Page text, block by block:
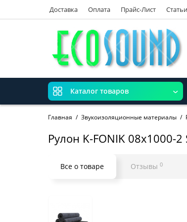
Доставка Оплата Прайс-Лист Статьи
Каталог товаров
Главная Звукоизоляционные материалы
Рулон K-FONIK 08x1000-2
Все о товаре Отзывы 0